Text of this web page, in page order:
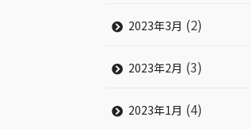
2023年3月 (2)
2023年2月 (3)
2023年1月 (4)